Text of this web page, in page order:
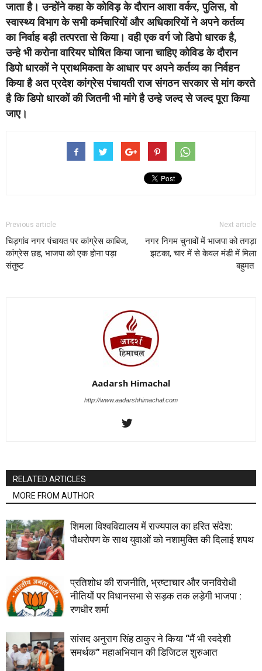
जाता है। उन्होंने कहा के कोविड़ के दौरान आशा वर्कर, पुलिस, वो
स्वास्थ्य विभाग के सभी कर्मचारियों और अधिकारियों ने अपने कर्तव्य
का निर्वाह बड़ी तत्परता से किया। वही एक वर्ग जो डिपो धारक है,
उन्हे भी करोना वारियर घोषित किया जाना चाहिए कोविड के दौरान
डिपो धारकों ने प्राथमिकता के आधार पर अपने कर्तव्य का निर्वहन
किया है अत प्रदेश कांग्रेस पंचायती राज संगठन सरकार से मांग करते
है कि डिपो धारकों की जितनी भी मांगे है उन्हे जल्द से जल्द पूरा किया
जाए।
Previous article
चिड़गांव नगर पंचायत पर कांग्रेस काबिज,
कांग्रेस छह, भाजपा को एक होना पड़ा
संतुष्ट
Next article
नगर निगम चुनावों में भाजपा को तगड़ा
झटका, चार में से केवल मंडी में मिला
बहुमत
Aadarsh Himachal
http://www.aadarshhimachal.com
RELATED ARTICLES
MORE FROM AUTHOR
शिमला विश्वविद्यालय में राज्यपाल का हरित संदेश:
पौधरोपण के साथ युवाओं को नशामुक्ति की दिलाई शपथ
प्रतिशोध की राजनीति, भ्रष्टाचार और जनविरोधी
नीतियों पर विधानसभा से सड़क तक लड़ेगी भाजपा :
रणधीर शर्मा
सांसद अनुराग सिंह ठाकुर ने किया “मैं भी स्वदेशी
समर्थक” महाअभियान की डिजिटल शुरुआत